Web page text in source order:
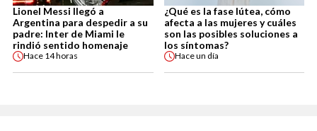
Lionel Messi llegó a
Argentina para despedir a su
padre: Inter de Miami le
rindió sentido homenaje
Hace 14 horas
¿Qué es la fase lútea, cómo
afecta a las mujeres y cuáles
son las posibles soluciones a
los síntomas?
Haceun día